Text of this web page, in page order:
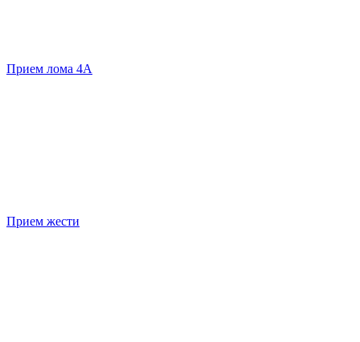
Прием лома 4А
Прием жести